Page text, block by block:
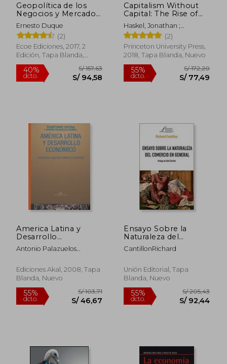
55% 55%
Geopolítica de los
Negocios y Mercados
Verdes
Ernesto Duque
(2)
Ecoe Ediciones, 2017, 2
Edición, Tapa Blanda,
Nuevo
Capitalism Without
Capital: The Rise of
the Intangible
Economy (en Inglés)
Haskel, Jonathan ;
Westlake, Stian
(2)
Princeton University Press,
2018, Tapa Blanda, Nuevo
America Latina y
Desarrollo
Economico:
Estructura, Insercion
(Hardback)
Antonio Palazuelos
Ediciones Akal, 2008, Tapa
Blanda, Nuevo
Ensayo Sobre la
Naturaleza del
Comercio en General
CantillonRichard
Unión Editorial, Tapa
Blanda, Nuevo